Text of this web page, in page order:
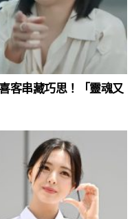
客串藏巧思！「靈魂又